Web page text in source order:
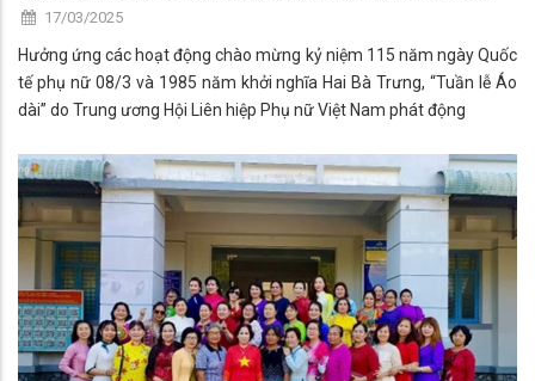
17/03/2025
Hưởng ứng các hoạt động chào mừng kỷ niệm 115 năm ngày Quốc
tế phụ nữ 08/3 và 1985 năm khởi nghĩa Hai Bà Trưng, “Tuần lễ Áo
dài” do Trung ương Hội Liên hiệp Phụ nữ Việt Nam phát động